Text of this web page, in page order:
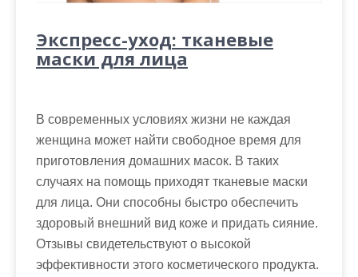
Экспресс-уход: тканевые
маски для лица
В современных условиях жизни не каждая
женщина может найти свободное время для
приготовления домашних масок. В таких
случаях на помощь приходят тканевые маски
для лица. Они способны быстро обеспечить
здоровый внешний вид коже и придать сияние.
Отзывы свидетельствуют о высокой
эффективности этого косметического продукта.